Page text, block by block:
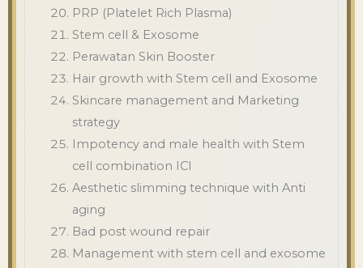
PRP (Platelet Rich Plasma)
Stem cell & Exosome
Perawatan Skin Booster
Hair growth with Stem cell and Exosome
Skincare management and Marketing
strategy
Impotency and male health with Stem
cell combination ICI
Aesthetic slimming technique with Anti
aging
Bad post wound repair
Management with stem cell and exosome